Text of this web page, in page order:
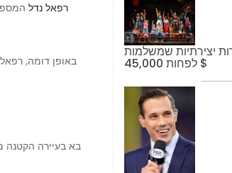
רפאל נדל
באופן דומה,
בא בעיירה הקטנה
רעב: 10 משרות יצירתיות שמשלמות
לפחות 45,000 $